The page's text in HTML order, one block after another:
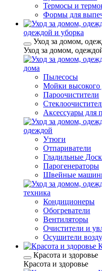
Термосы и
Формы для
одеждой и уборка
Уход за домом,
Уход за домом,
дома
Пылесосы
Мойки высокого
Пароочистители
Аксессуары для
одеждой
Утюги
Отпариватели
Гладильные
Парогенераторы
Швейные
техника
Кондиционеры
Обогреватели
Вентиляторы
Очистители и
Осушители
Красота и здоровье
Красота и здоровье